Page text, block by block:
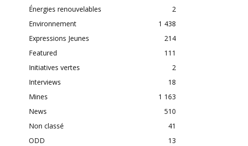
Énergies renouvelables
2
Environnement
1 438
Expressions Jeunes
214
Featured
111
Initiatives vertes
2
Interviews
18
Mines
1 163
News
510
Non classé
41
ODD
13